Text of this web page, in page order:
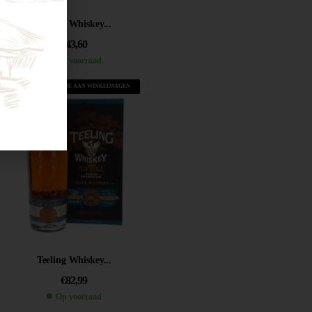
Teeling Whiskey...
43,60
Op voorraad
VOEG TOE AAN WINKELWAGEN
Teeling Whiskey...
€82,99
Op voorraad